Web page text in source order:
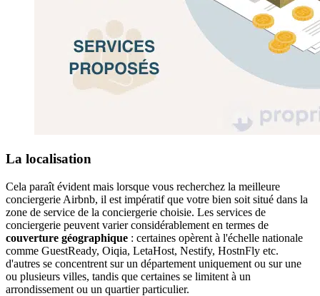
La localisation
Cela paraît évident mais lorsque vous recherchez la meilleure
conciergerie Airbnb, il est impératif que votre bien soit situé dans la
zone de service de la conciergerie choisie. Les services de
conciergerie peuvent varier considérablement en termes de
couverture géographique : certaines opèrent à l'échelle nationale
comme GuestReady, Oiqia, LetaHost, Nestify, HostnFly etc.
d'autres se concentrent sur un département uniquement ou sur une
ou plusieurs villes, tandis que certaines se limitent à un
arrondissement ou un quartier particulier.